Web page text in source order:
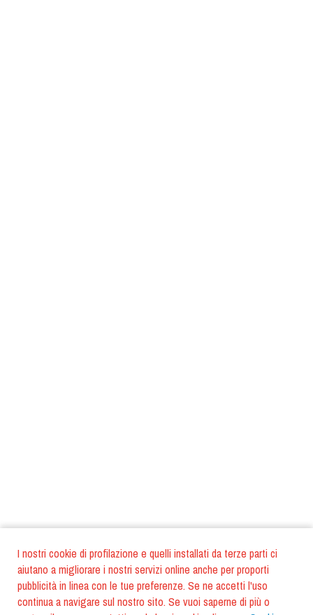
I nostri cookie di profilazione e quelli installati da terze parti ci
aiutano a migliorare i nostri servizi online anche per proporti
pubblicità in linea con le tue preferenze. Se ne accetti l'uso
continua a navigare sul nostro sito. Se vuoi saperne di più o